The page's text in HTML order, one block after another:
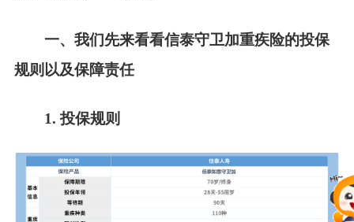
一、我们先来看看信泰守卫加重疾险的投保
规则以及保障责任
1. 投保规则